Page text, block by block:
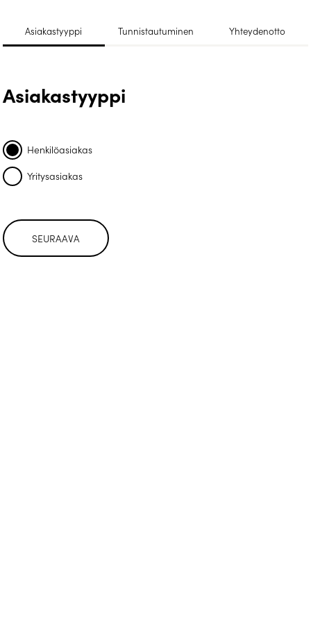
Asiakastyyppi Tunnistautuminen Yhteydenotto
Asiakastyyppi
Henkilöasiakas
Yritysasiakas